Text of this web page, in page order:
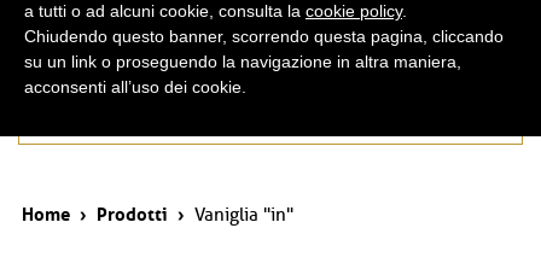
Home › Prodotti › Vaniglia "in"
a tutti o ad alcuni cookie, consulta la cookie policy.
Chiudendo questo banner, scorrendo questa pagina, cliccando
su un link o proseguendo la navigazione in altra maniera,
acconsenti all’uso dei cookie.